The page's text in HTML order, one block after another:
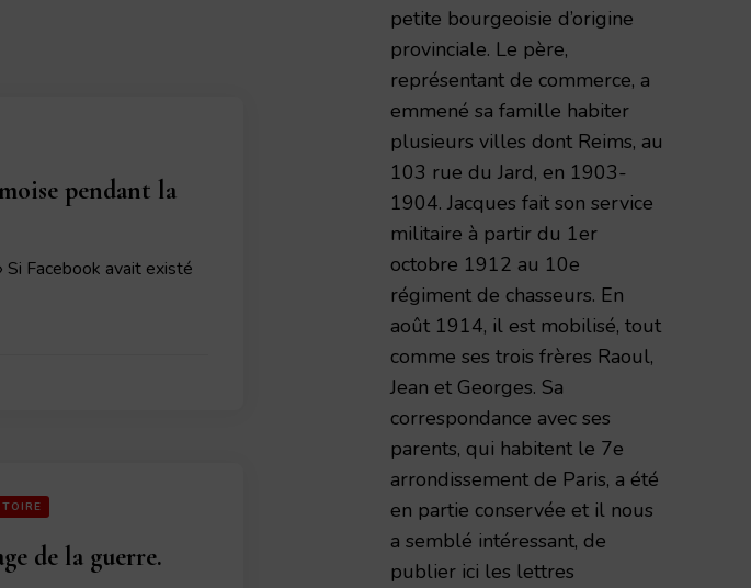
pendant la
Si Facebook avait existé
de la guerre.
petite bourgeoisie d’origine
provinciale. Le père,
représentant de commerce, a
emmené sa famille habiter
plusieurs villes dont Reims, au
103 rue du Jard, en 1903-
1904. Jacques fait son service
militaire à partir du 1er
octobre 1912 au 10e
régiment de chasseurs. En
août 1914, il est mobilisé, tout
comme ses trois frères Raoul,
Jean et Georges. Sa
correspondance avec ses
parents, qui habitent le 7e
arrondissement de Paris, a été
en partie conservée et il nous
a semblé intéressant, de
publier ici les lettres